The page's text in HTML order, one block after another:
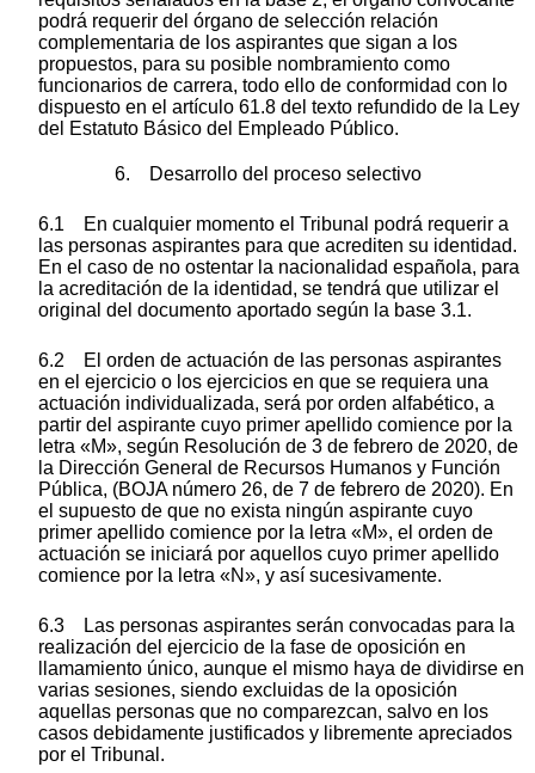
podrá requerir del órgano de selección relación
complementaria de los aspirantes que sigan a los
propuestos, para su posible nombramiento como
funcionarios de carrera, todo ello de conformidad con lo
dispuesto en el artículo 61.8 del texto refundido de la Ley
del Estatuto Básico del Empleado Público.
6. Desarrollo del proceso selectivo
6.1 En cualquier momento el Tribunal podrá requerir a
las personas aspirantes para que acrediten su identidad.
En el caso de no ostentar la nacionalidad española, para
la acreditación de la identidad, se tendrá que utilizar el
original del documento aportado según la base 3.1.
6.2 El orden de actuación de las personas aspirantes
en el ejercicio o los ejercicios en que se requiera una
actuación individualizada, será por orden alfabético, a
partir del aspirante cuyo primer apellido comience por la
letra «M», según Resolución de 3 de febrero de 2020, de
la Dirección General de Recursos Humanos y Función
Pública, (BOJA número 26, de 7 de febrero de 2020). En
el supuesto de que no exista ningún aspirante cuyo
primer apellido comience por la letra «M», el orden de
actuación se iniciará por aquellos cuyo primer apellido
comience por la letra «N», y así sucesivamente.
6.3 Las personas aspirantes serán convocadas para la
realización del ejercicio de la fase de oposición en
llamamiento único, aunque el mismo haya de dividirse en
varias sesiones, siendo excluidas de la oposición
aquellas personas que no comparezcan, salvo en los
casos debidamente justificados y libremente apreciados
por el Tribunal.